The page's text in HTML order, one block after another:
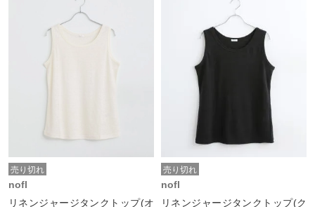
売り切れ
nofl
リネンジャージタンクトップ(オ
売り切れ
nofl
リネンジャージタンクトップ(ク